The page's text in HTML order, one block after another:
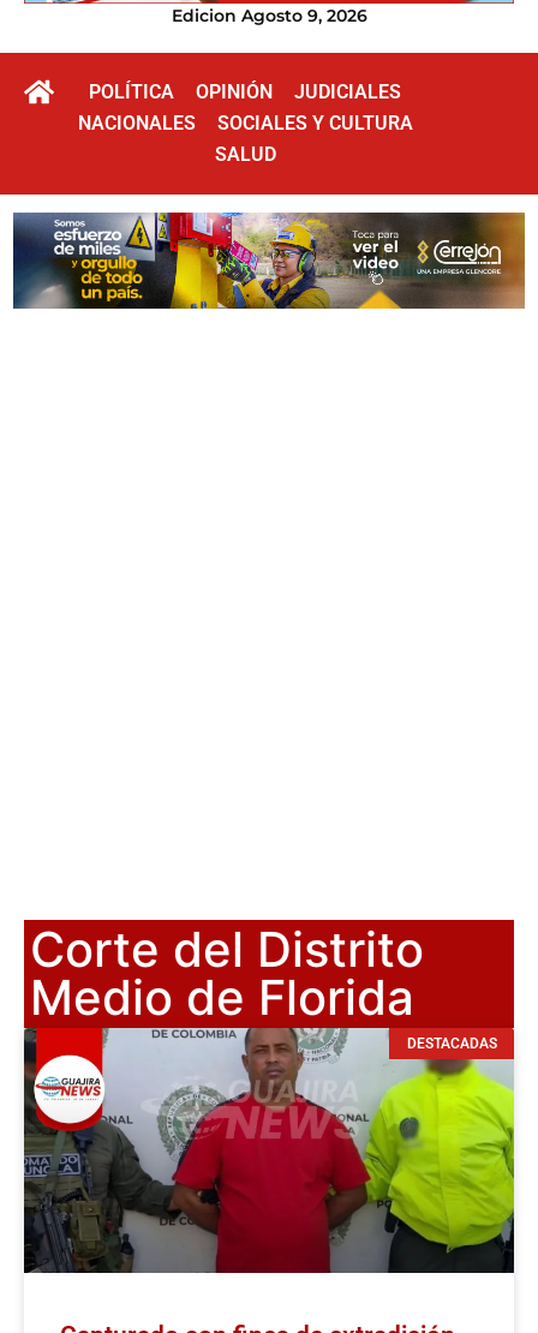
Edicion Agosto 9, 2026
POLÍTICA OPINIÓN
JUDICIALES
NACIONALES
SOCIALES Y CULTURA
SALUD
Corte del Distrito
Medio de Florida
DESTACADAS